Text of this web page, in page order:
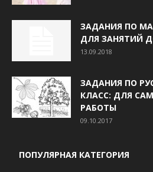
ЗАДАНИЯ ПО
ДЛЯ ЗАНЯТИЙ
13.09.2018
ЗАДАНИЯ ПО
КЛАСС: ДЛЯ
РАБОТЫ
09.10.2017
ПОПУЛЯРНАЯ КАТЕГОРИЯ